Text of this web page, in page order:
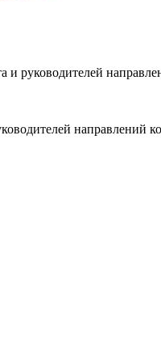
и руководителей
направлений